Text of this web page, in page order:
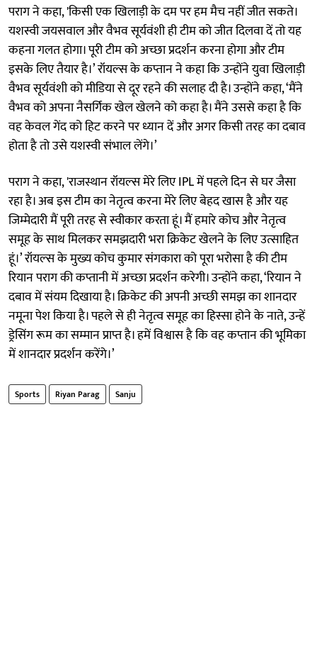
पराग ने कहा, 'किसी एक खिलाड़ी के दम पर हम मैच नहीं जीत सकते।
यशस्वी जयसवाल और वैभव सूर्यवंशी ही टीम को जीत दिलवा दें तो यह
कहना गलत होगा। पूरी टीम को अच्छा प्रदर्शन करना होगा और टीम
इसके लिए तैयार है।’ रॉयल्स के कप्तान ने कहा कि उन्होंने युवा खिलाड़ी
वैभव सूर्यवंशी को मीडिया से दूर रहने की सलाह दी है। उन्होंने कहा, ‘मैंने
वैभव को अपना नैसर्गिक खेल खेलने को कहा है। मैंने उससे कहा है कि
वह केवल गेंद को हिट करने पर ध्यान दें और अगर किसी तरह का दबाव
होता है तो उसे यशस्वी संभाल लेंगे।’
पराग ने कहा, 'राजस्थान रॉयल्स मेरे लिए IPL में पहले दिन से घर जैसा
रहा है। अब इस टीम का नेतृत्व करना मेरे लिए बेहद खास है और यह
जिम्मेदारी मैं पूरी तरह से स्वीकार करता हूं। मैं हमारे कोच और नेतृत्व
समूह के साथ मिलकर समझदारी भरा क्रिकेट खेलने के लिए उत्साहित
हूं।’ रॉयल्स के मुख्य कोच कुमार संगकारा को पूरा भरोसा है की टीम
रियान पराग की कप्तानी में अच्छा प्रदर्शन करेगी। उन्होंने कहा, ‘रियान ने
दबाव में संयम दिखाया है। क्रिकेट की अपनी अच्छी समझ का शानदार
नमूना पेश किया है। पहले से ही नेतृत्व समूह का हिस्सा होने के नाते, उन्हें
ड्रेसिंग रूम का सम्मान प्राप्त है। हमें विश्वास है कि वह कप्तान की भूमिका
में शानदार प्रदर्शन करेंगे।’
Sports Riyan Parag Sanju